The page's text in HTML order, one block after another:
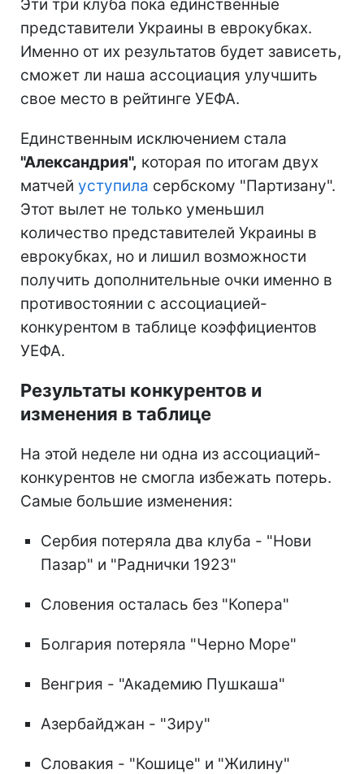
Эти три клуба пока единственные
представители Украины в еврокубках.
Именно от их результатов будет зависеть,
сможет ли наша ассоциация улучшить
свое место в рейтинге УЕФА.
Единственным исключением стала
"Александрия", которая по итогам двух
матчей уступила сербскому "Партизану".
Этот вылет не только уменьшил
количество представителей Украины в
еврокубках, но и лишил возможности
получить дополнительные очки именно в
противостоянии с ассоциацией-
конкурентом в таблице коэффициентов
УЕФА.
Результаты конкурентов и
изменения в таблице
На этой неделе ни одна из ассоциаций-
конкурентов не смогла избежать потерь.
Самые большие изменения:
Сербия потеряла два клуба - "Нови
Пазар" и "Раднички 1923"
Словения осталась без "Копера"
Болгария потеряла "Черно Море"
Венгрия - "Академию Пушкаша"
Азербайджан - "Зиру"
Словакия - "Кошице" и "Жилину"